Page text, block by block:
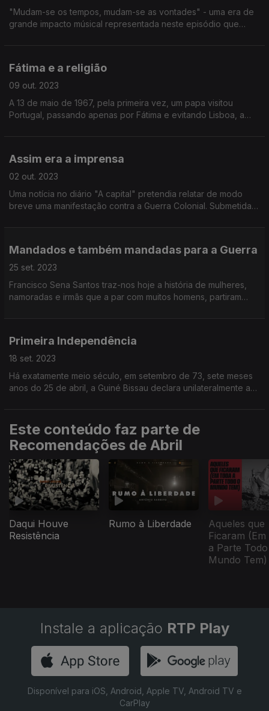
"Mudam-se os tempos, mudam-se as vontades" - uma era de
grande impacto músical representada neste episódio que
Fátima e a religião
09 out. 2023
A 13 de maio de 1967, pela primeira vez, um papa visitou
Portugal, passando apenas por Fátima e evitando Lisboa, a
Assim era a imprensa
02 out. 2023
Uma notícia no diário "A capital" pretendia relatar de modo
breve uma manifestação contra a Guerra Colonial. Submetida à
Mandados e também mandadas para a Guerra
25 set. 2023
Francisco Sena Santos traz-nos hoje a história de mulheres,
namoradas e irmãs que a par com muitos homens, partiram
Primeira Independência
18 set. 2023
Há exatamente meio século, em setembro de 73, sete meses
anos do 25 de abril, a Guiné Bissau declara unilateralmente a
Este conteúdo faz parte de
Recomendações de Abril
Daqui Houve
Resistência
Rumo à Liberdade
Aqueles que
Ficaram (Em
a Parte
Mundo Tem)
Instale a aplicação RTP Play
Disponível para iOS, Android, Apple TV, Android TV e
CarPlay